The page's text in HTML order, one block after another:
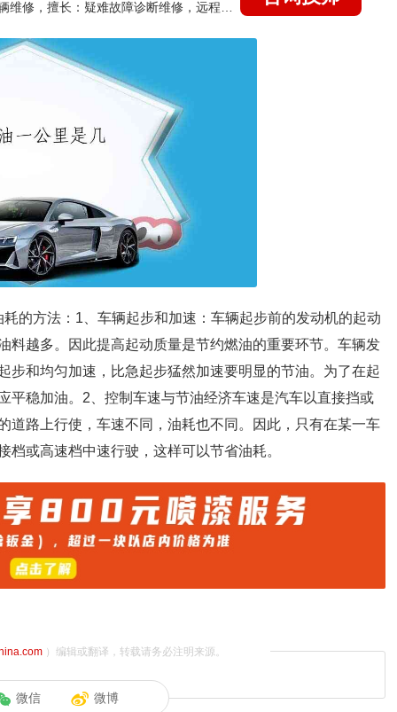
的方法：1、车辆起步和加速：车辆起步前的发动机的起动
料越多。因此提高起动质量是节约燃油的重要环节。车辆发
步和均匀加速，比急起步猛然加速要明显的节油。为了在起
平稳加油。2、控制车速与节油经济车速是汽车以直接挡或
道路上行使，车速不同，油耗也不同。因此，只有在某一车
或高速档中速行驶，这样可以节省油耗。
）编辑或翻译，转载请务必注明来源。
微信 微博